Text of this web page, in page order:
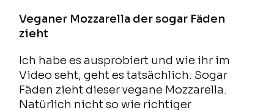
Veganer Mozzarella der sogar Fäden
zieht
Ich habe es ausprobiert und wie ihr im
Video seht, geht es tatsächlich. Sogar
Fäden zieht dieser vegane Mozzarella.
Natürlich nicht so wie richtiger